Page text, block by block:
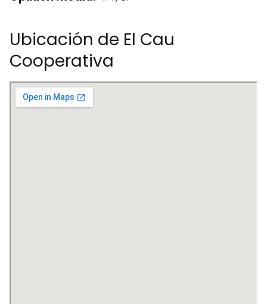
Ubicación de El Cau
Cooperativa